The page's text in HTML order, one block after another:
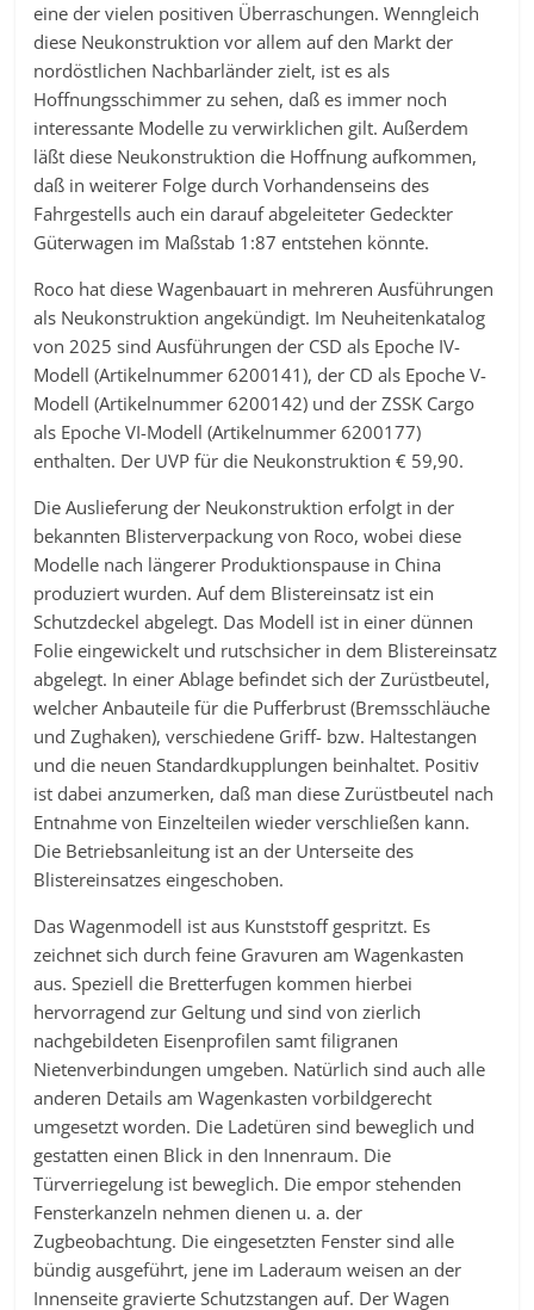
eine der vielen positiven Überraschungen. Wenngleich
diese Neukonstruktion vor allem auf den Markt der
nordöstlichen Nachbarländer zielt, ist es als
Hoffnungsschimmer zu sehen, daß es immer noch
interessante Modelle zu verwirklichen gilt. Außerdem
läßt diese Neukonstruktion die Hoffnung aufkommen,
daß in weiterer Folge durch Vorhandenseins des
Fahrgestells auch ein darauf abgeleiteter Gedeckter
Güterwagen im Maßstab 1:87 entstehen könnte.
Roco hat diese Wagenbauart in mehreren Ausführungen
als Neukonstruktion angekündigt. Im Neuheitenkatalog
von 2025 sind Ausführungen der CSD als Epoche IV-
Modell (Artikelnummer 6200141), der CD als Epoche V-
Modell (Artikelnummer 6200142) und der ZSSK Cargo
als Epoche VI-Modell (Artikelnummer 6200177)
enthalten. Der UVP für die Neukonstruktion € 59,90.
Die Auslieferung der Neukonstruktion erfolgt in der
bekannten Blisterverpackung von Roco, wobei diese
Modelle nach längerer Produktionspause in China
produziert wurden. Auf dem Blistereinsatz ist ein
Schutzdeckel abgelegt. Das Modell ist in einer dünnen
Folie eingewickelt und rutschsicher in dem Blistereinsatz
abgelegt. In einer Ablage befindet sich der Zurüstbeutel,
welcher Anbauteile für die Pufferbrust (Bremsschläuche
und Zughaken), verschiedene Griff- bzw. Haltestangen
und die neuen Standardkupplungen beinhaltet. Positiv
ist dabei anzumerken, daß man diese Zurüstbeutel nach
Entnahme von Einzelteilen wieder verschließen kann.
Die Betriebsanleitung ist an der Unterseite des
Blistereinsatzes eingeschoben.
Das Wagenmodell ist aus Kunststoff gespritzt. Es
zeichnet sich durch feine Gravuren am Wagenkasten
aus. Speziell die Bretterfugen kommen hierbei
hervorragend zur Geltung und sind von zierlich
nachgebildeten Eisenprofilen samt filigranen
Nietenverbindungen umgeben. Natürlich sind auch alle
anderen Details am Wagenkasten vorbildgerecht
umgesetzt worden. Die Ladetüren sind beweglich und
gestatten einen Blick in den Innenraum. Die
Türverriegelung ist beweglich. Die empor stehenden
Fensterkanzeln nehmen dienen u. a. der
Zugbeobachtung. Die eingesetzten Fenster sind alle
bündig ausgeführt, jene im Laderaum weisen an der
Innenseite gravierte Schutzstangen auf. Der Wagen